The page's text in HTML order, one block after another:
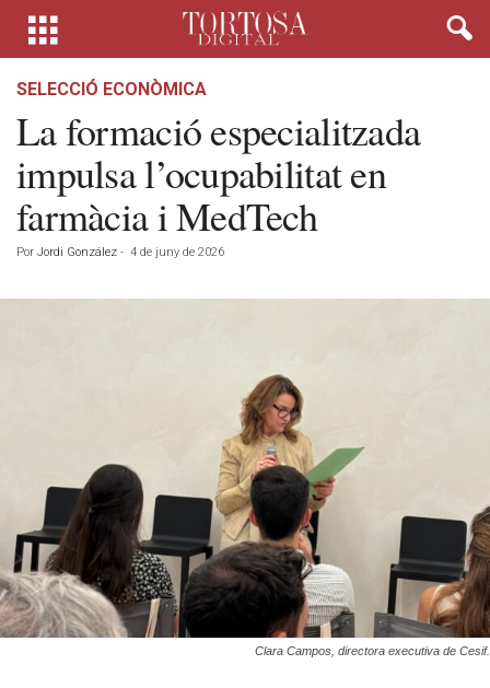
SELECCIÓ ECONÒMICA
La formació especialitzada
impulsa l’ocupabilitat en
farmàcia i MedTech
Por Jordi González - 4 de juny de 2026
Clara Campos, directora executiva de Cesif.